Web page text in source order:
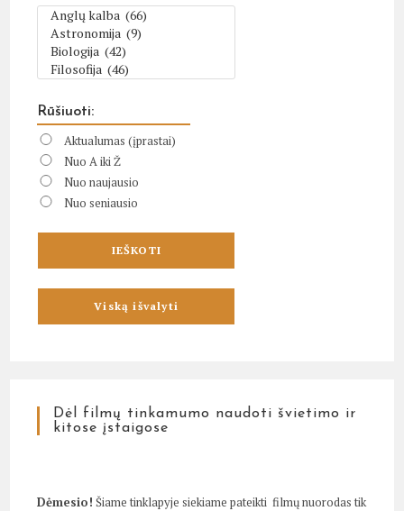
Rūšiuoti:
Aktualumas (įprastai)
Nuo A iki Ž
Nuo naujausio
Nuo seniausio
Dėl filmų tinkamumo naudoti švietimo ir
kitose įstaigose
Dėmesio! Šiame tinklapyje siekiame pateikti filmų nuorodas tik